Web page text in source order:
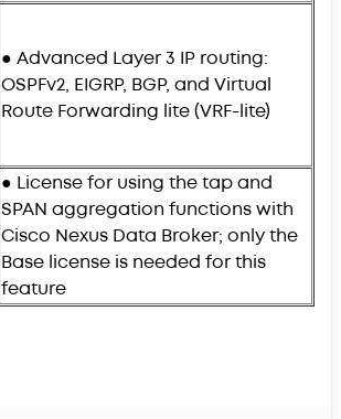
● Advanced Layer 3 IP routing:
OSPFv2, EIGRP, BGP, and Virtual
Route Forwarding lite (VRF-lite)
● License for using the tap and
SPAN aggregation functions with
Cisco Nexus Data Broker; only the
Base license is needed for this
feature